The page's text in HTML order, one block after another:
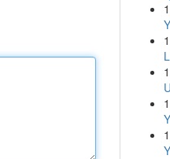
1
1
1
1
1